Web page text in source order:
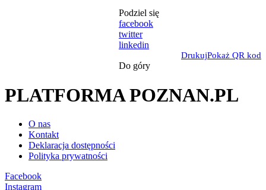
Podziel się
facebook
twitter
linkedin
DrukujPokaż QR kod
Do góry
PLATFORMA POZNAN.PL
O nas
Kontakt
Deklaracja dostępności
Polityka prywatności
Facebook
Instagram